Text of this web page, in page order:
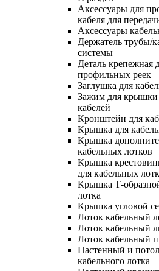
Аксессуары для
кабеля для
Аксессуары
Держатель трубы/
системы
Деталь крепежная
профильных реек
Заглушка для
Зажим для крышки
кабелей
Кронштейн для
Крышка для
Крышка
кабельных лотков
Крышка
для кабельных
Крышка Т-
лотка
Крышка угловой
Лоток кабельный
Лоток кабельный
Лоток кабельный
Настенный и
кабельного лотка